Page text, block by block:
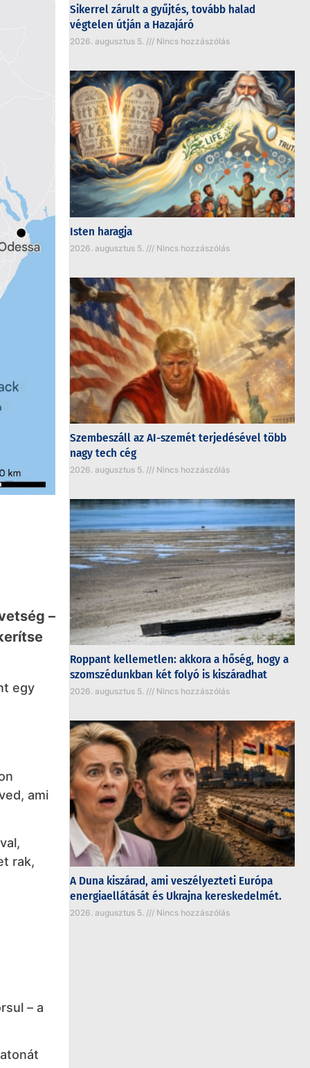
–
egy
ami
rak,
– a
Sikerrel zárult a gyűjtés, tovább halad
végtelen útján a Hazajáró
2026. augusztus 5. Nincs hozzászólás
Isten haragja
2026. augusztus 5. Nincs hozzászólás
Szembeszáll az AI-szemét terjedésével több
nagy tech cég
2026. augusztus 5. Nincs hozzászólás
Roppant kellemetlen: akkora a hőség, hogy a
szomszédunkban két folyó is kiszáradhat
2026. augusztus 5. Nincs hozzászólás
A Duna kiszárad, ami veszélyezteti Európa
energiaellátását és Ukrajna kereskedelmét.
2026. augusztus 5. Nincs hozzászólás